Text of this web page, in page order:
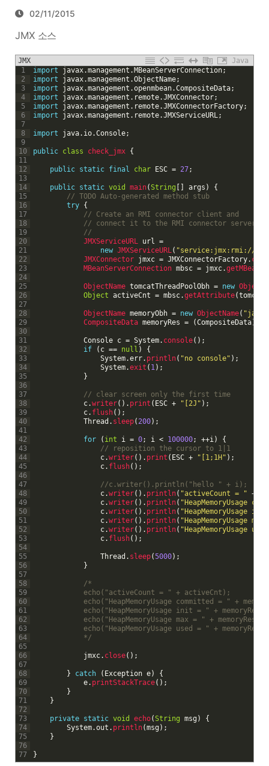
02/11/2015
JMX 소스
JMX
Java
1
2
3
4
5
6
7
8
9
10
11
12
13
14
15
16
17
18
19
20
21
22
23
24
25
26
27
28
29
30
31
32
33
34
35
36
37
38
39
40
41
42
43
44
45
46
47
48
49
50
51
52
53
54
55
56
57
58
59
60
61
62
63
64
65
66
67
68
69
70
71
72
73
74
75
76
77
import javax.management . MBeanServerConnection;
import
javax.management .ObjectName;
import
javax.management .openmbean.CompositeData;
import
javax.management . remote.JMXConnector;
import
javax.management . remote.JMXConnectorFactory;
import
javax.management . remote.JMXServiceURL;
import java. io.Console;
public class check_jmx {
public static final char ESC = 27;
public static void main(String args )
{
// TODO Auto-generated method stub
try {
// Create an RMI connector client and
// connect it to the RMI connector server
//
JMXServiceURL url =
new JMXServiceURL( "service:jmx:rmi:///
JMXConnector jmxc = JMXConnectorFactory.
MBeanServerConnection mbsc = jmxc.
ObjectName tomcatThreadPoolObh = new
Object activeCnt = mbsc.getAttribute(
ObjectName memoryObh = new ObjectName(
CompositeData memoryRes = (CompositeData)
Console c = System. console( ) ;
if
( c == null )
{
System.err. println( "no console" ) ;
System.exit ( 1) ;
}
// clear screen only the first time
c.writer( ) . print ( ESC + "[2J" ) ;
c. flush( ) ;
Thread . sleep(200) ;
for ( int i = 0; i < 100000; ++i)
{
// reposition the cursor to 1|1
c.writer( ) . print ( ESC + "[1;1H" ) ;
c. flush( ) ;
//c.writer().println("hello " + i);
c.writer( ) . println( "activeCount = " +
c.writer( ) . println( "HeapMemoryUsage
c.writer( ) . println( "HeapMemoryUsage
c.writer( ) . println( "HeapMemoryUsage
c.writer( ) . println( "HeapMemoryUsage
c. flush( ) ;
Thread . sleep(5000) ;
}
/*
			echo("activeCount = " + activeCnt);
echo("HeapMemoryUsage committed = " +
echo("HeapMemoryUsage init = " +
echo("HeapMemoryUsage max = " +
echo("HeapMemoryUsage used = " +
			*/
jmxc. close( ) ;
} catch ( Exception e)
{
e. printStackTrace( ) ;
}
}
private static void echo(String msg )
{
System.out . println(msg ) ;
}
}